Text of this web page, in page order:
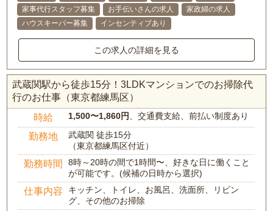
家事代行スタッフ募集
お手伝いさんの求人
家政婦の求人
ハウスキーパー募集
インセンティブあり
この求人の詳細を見る
武蔵関駅から徒歩15分！3LDKマンションでのお掃除代
行のお仕事（東京都練馬区）
時給 1,500〜1,860円 、交通費支給、前払い制度あり
勤務地
武蔵関 徒歩15分
（東京都練馬区付近）
勤務時間
8時～20時の間で1時間〜、好きな日に働くこと
が可能です。(候補の日時から選択)
仕事内容
キッチン、トイレ、お風呂、洗面所、リビン
グ、その他のお掃除